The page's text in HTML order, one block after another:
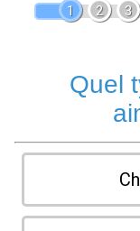
1 2 3
Quel